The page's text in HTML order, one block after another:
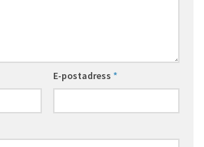
E-postadress *